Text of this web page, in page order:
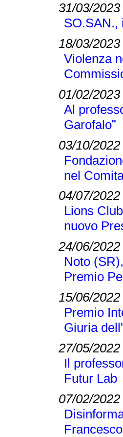
31/03/2023
SO.SAN.,
18/03/2023
Violenza
01/02/2023
Al
Garofalo”
03/10/2022
nel
04/07/2022
Lions
nuovo
24/06/2022
Noto
Premio
15/06/2022
Premio
Giuria
27/05/2022
Il
Futur Lab
07/02/2022